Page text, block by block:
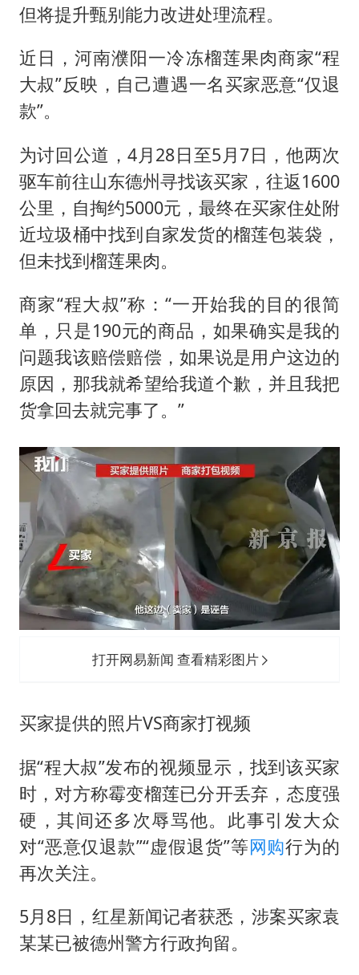
但将提升甄别能力改进处理流程。
近日，河南濮阳一冷冻榴莲果肉商家“程
大叔”反映，自己遭遇一名买家恶意“仅退
款”。
为讨回公道，4月28日至5月7日，他两次
驱车前往山东德州寻找该买家，往返1600
公里，自掏约5000元，最终在买家住处附
近垃圾桶中找到自家发货的榴莲包装袋，
但未找到榴莲果肉。
商家“程大叔”称：“一开始我的目的很简
单，只是190元的商品，如果确实是我的
问题我该赔偿赔偿，如果说是用户这边的
原因，那我就希望给我道个歉，并且我把
货拿回去就完事了。”
打开网易新闻 查看精彩图片
买家提供的照片VS商家打视频
据“程大叔”发布的视频显示，找到该买家
时，对方称霉变榴莲已分开丢弃，态度强
硬，其间还多次辱骂他。此事引发大众
对“恶意仅退款”“虚假退货”等网购行为的
再次关注。
5月8日，红星新闻记者获悉，涉案买家袁
某某已被德州警方行政拘留。